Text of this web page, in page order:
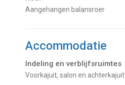
Aangehangen balansroer
Accommodatie
Indeling en verblijfsruimtes
Voorkajuit, salon en achterkajuit